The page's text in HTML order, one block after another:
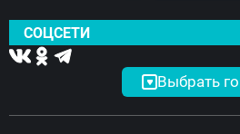
СОЦСЕТИ
Выбрать